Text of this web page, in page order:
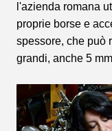
l'azienda romana
proprie borse e
spessore, che può
grandi, anche 5